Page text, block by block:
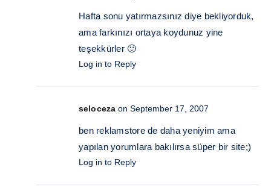
Hafta sonu yatırmazsınız diye bekliyorduk,
ama farkınızı ortaya koydunuz yine
teşekkürler 🙂
Log in to Reply
seloceza on September 17, 2007
ben reklamstore de daha yeniyim ama
yapılan yorumlara bakılırsa süper bir site;)
Log in to Reply